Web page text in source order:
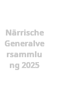
Närrische
Generalve
rsammlu
ng 2025